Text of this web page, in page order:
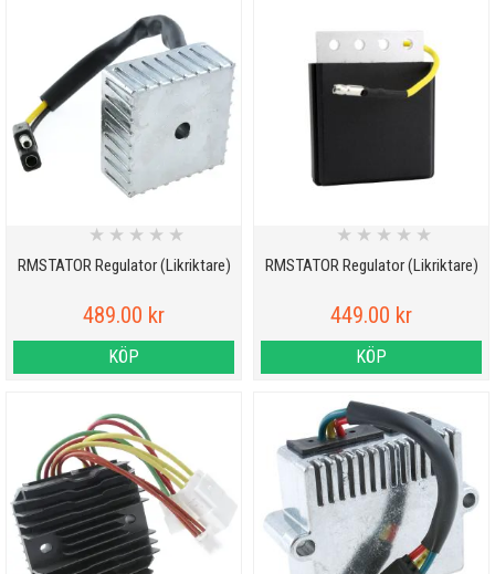
RMSTATOR Regulator (Likriktare)
★ ★ ★ ★ ★
489.00 kr
KÖP
RMSTATOR Regulator (Likriktare)
★ ★ ★ ★ ★
449.00 kr
KÖP